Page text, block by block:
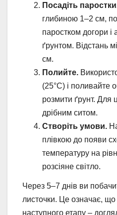
Посадіть
глибиною 1–2 см,
паростком догори і
ґрунтом. Відстань
см.
Полийте.
(25°C) і поливайте
розмити ґрунт. Для
дрібним ситом.
Створіть умови.
плівкою до появи
температуру на
розсіяне світло.
Через 5–7 днів ви
листочки. Це означає, що
наступного етапу –